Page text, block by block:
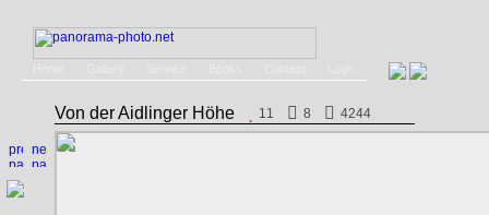
Von der Aidlinger Höhe 11 8 4244